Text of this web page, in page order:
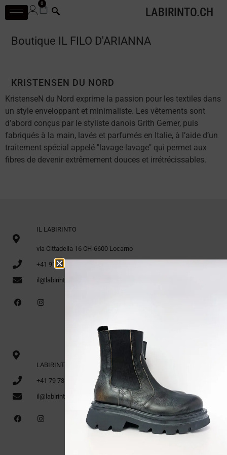
0
LABIRINTO.CH
Boutique IL FILO D'ARIANNA
KRISTENSEN DU NORD
KristenseN du Nord exprime la passion pour les textiles dans
un style enveloppant et minimaliste. Les vêtements sont
d’abord conçus par le styliste danois Grith Gerner, puis
fabriqués à la main, lavés et parfumés en Italie, à l’aide d’un
traitement spécial appelé "lavage-lavage" qui permet aux
fibres de devenir extrêmement douces et irrétrécissables.
IL LABIRINTO
via Cittadella 16 CH-6600 Locarno
+41 91 751 12 60
il@labirinto.ch
LABIRINTO 1er étage via Cittadella 16 CH-6600 Locarno
+41 79 735 91 70
il@labirinto.ch